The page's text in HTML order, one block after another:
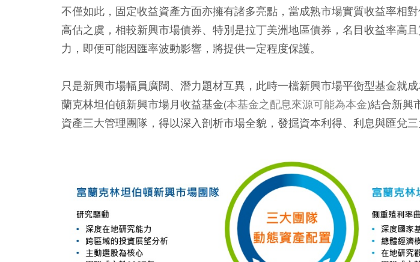
不僅如此，固定收益資產方面亦擁有諸多亮點，當成熟市場實質收益率相
高估之虞，相較新興市場債券、特別是拉丁美洲地區債券，名目收益率高
力，即便可能因匯率波動影響，將提供一定程度保護。
只是新興市場幅員廣闊、潛力題材互異，此時一檔新興市場平衡型基金就成
蘭克林坦伯頓新興市場月收益基金(本基金之配息來源可能為本金)結合新興
資產三大管理團隊，得以深入剖析市場全貌，發掘資本利得、利息與匯兌三